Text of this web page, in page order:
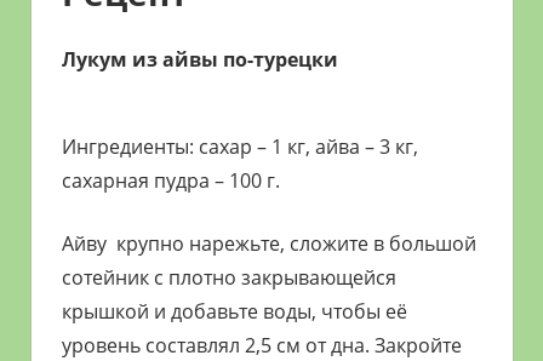
Лукум из айвы по-турецки
Ингредиенты: сахар – 1 кг, айва – 3 кг,
сахарная пудра – 100 г.
Айву крупно нарежьте, сложите в большой
сотейник с плотно закрывающейся
крышкой и добавьте воды, чтобы её
уровень составлял 2,5 см от дна. Закройте